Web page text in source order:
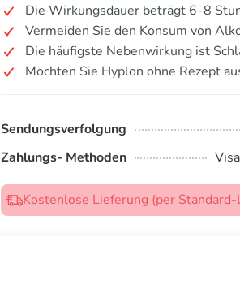
Die Wirkungsdauer beträgt 6–8
Vermeiden Sie den Konsum von
Die häufigste Nebenwirkung ist
Möchten Sie Hyplon ohne Rezept
Sendungsverfolgung
Zahlungs- Methoden
Kostenlose Lieferung (per